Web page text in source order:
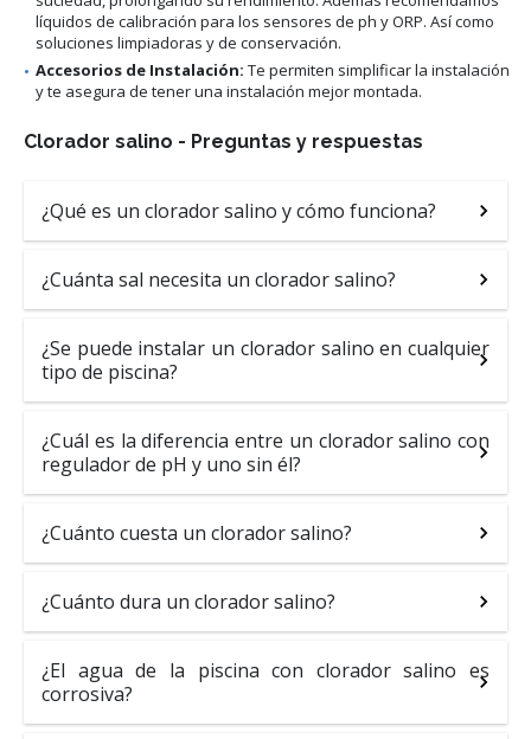
líquidos de calibración para los sensores de ph y ORP. Así como
soluciones limpiadoras y de conservación.
Accesorios de Instalación: Te permiten simplificar la instalación
y te asegura de tener una instalación mejor montada.
Clorador salino - Preguntas y respuestas
¿Qué es un clorador salino y cómo funciona?
¿Cuánta sal necesita un clorador salino?
¿Se puede instalar un clorador salino en cualquier
tipo de piscina?
¿Cuál es la diferencia entre un clorador salino con
regulador de pH y uno sin él?
¿Cuánto cuesta un clorador salino?
¿Cuánto dura un clorador salino?
¿El agua de la piscina con clorador salino es
corrosiva?